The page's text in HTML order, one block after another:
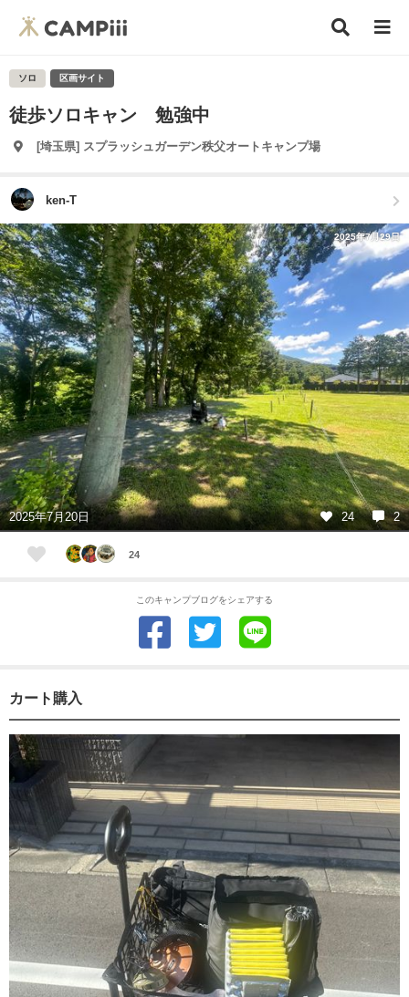
ソロ 区画サイト
徒歩ソロキャン 勉強中
[埼玉県] スプラッシュガーデン秩父オートキャンプ場
ken-T
2025年7月29日
2025年7月20日 24 2
24
このキャンプブログをシェアする
カート購入